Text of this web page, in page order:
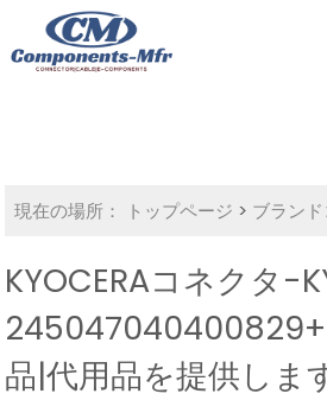
現在の場所： トップページ > ブラン
KYOCERAコネクタ-
品|代用品を提供しま